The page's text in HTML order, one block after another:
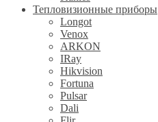
Тепловизионные приборы
Longot
Venox
ARKON
IRay
Hikvision
Fortuna
Pulsar
Dali